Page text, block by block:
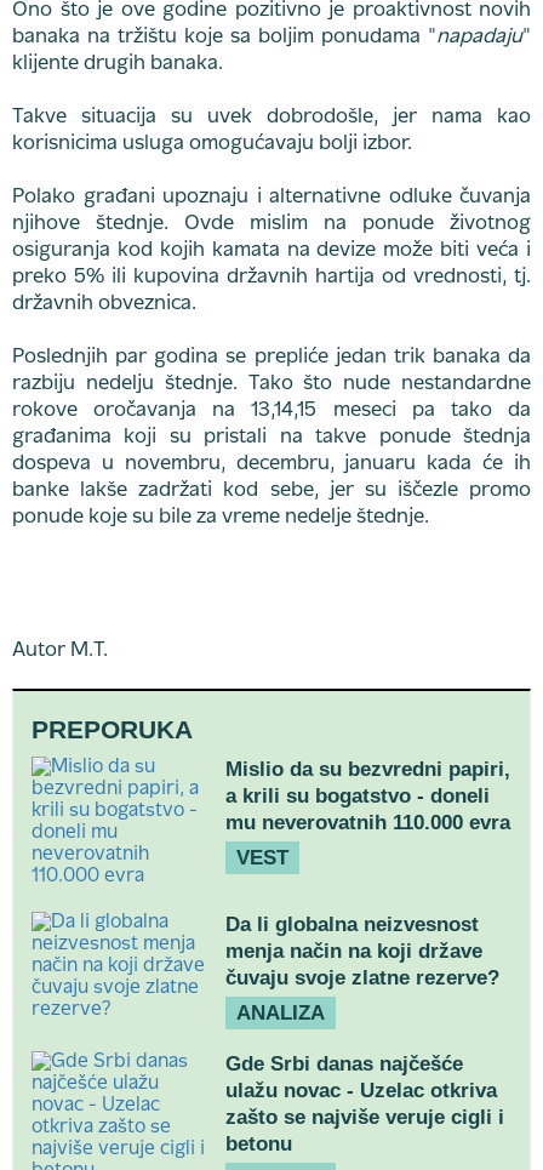
Ono što je ove godine pozitivno je proaktivnost novih
banaka na tržištu koje sa boljim ponudama "napadaju"
klijente drugih banaka.
Takve situacija su uvek dobrodošle, jer nama kao
korisnicima usluga omogućavaju bolji izbor.
Polako građani upoznaju i alternativne odluke čuvanja
njihove štednje. Ovde mislim na ponude životnog
osiguranja kod kojih kamata na devize može biti veća i
preko 5% ili kupovina državnih hartija od vrednosti, tj.
državnih obveznica.
Poslednjih par godina se prepliće jedan trik banaka da
razbiju nedelju štednje. Tako što nude nestandardne
rokove oročavanja na 13,14,15 meseci pa tako da
građanima koji su pristali na takve ponude štednja
dospeva u novembru, decembru, januaru kada će ih
banke lakše zadržati kod sebe, jer su iščezle promo
ponude koje su bile za vreme nedelje štednje.
Autor M.T.
PREPORUKA
Mislio da su bezvredni papiri,
a krili su bogatstvo - doneli
mu neverovatnih 110.000 evra
VEST
Da li globalna neizvesnost
menja način na koji države
čuvaju svoje zlatne rezerve?
ANALIZA
Gde Srbi danas najčešće
ulažu novac - Uzelac otkriva
zašto se najviše veruje cigli i
betonu